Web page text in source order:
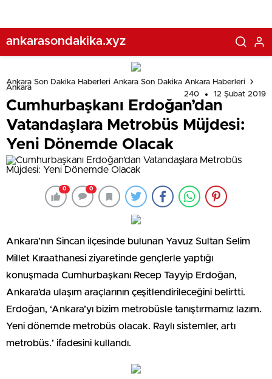
ankarasondakika.xyz
Ankara Son Dakika Haberleri Ankara Son Dakika Ankara Haberleri
Ankara
240
12 Şubat 2019
Cumhurbaşkanı Erdoğan’dan
Vatandaşlara Metrobüs Müjdesi:
Yeni Dönemde Olacak
0 0
Ankara’nın Sincan ilçesinde bulunan Yavuz Sultan Selim
Millet Kıraathanesi ziyaretinde gençlerle yaptığı
konuşmada Cumhurbaşkanı Recep Tayyip Erdoğan,
Ankara’da ulaşım araçlarının çeşitlendirileceğini belirtti.
Erdoğan, ‘Ankara’yı bizim metrobüsle tanıştırmamız lazım.
Yeni dönemde metrobüs olacak. Raylı sistemler, artı
metrobüs.’ ifadesini kullandı.